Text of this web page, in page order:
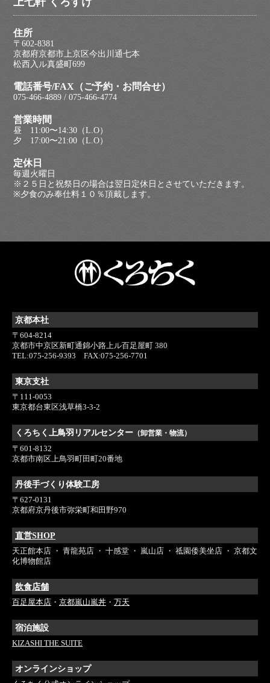
住所
〒602-8381
京都府京都市上京区今出川通七本
松西入ル真盛町699
電話番号/FAX（ご予約・お問合せ）
075-466-4889 / 075-466-4774
営業時間
昼 11:00〜14:30（L.O）
夕 17:00〜21:00（L.O）
定休日
毎週火曜日
※２５日と祝祭日の場合は翌日定休日とさせていただきます。
※夕食のみ奉仕料１０％頂戴します。
京都本社
〒604-8214
京都市中京区新町通錦小路上ル百足屋町 380
TEL:075-256-9393 FAX:075-256-7701
東京支社
〒111-0053
東京都台東区浅草橋3-3-2
くろちく上鳥羽リアルセンター （卸営業・物流）
〒601-8132
京都市南区上鳥羽町田町20番地
丹後手づくり体験工房
〒627-0131
京都府京丹後市弥栄町和田野970
直営SHOP
天正館本店 ・ 青龍苑店 ・ 十感堂 ・ 嵐山店 ・ 祗園倭美坐店 ・ 京都文
化博物館店
飲食店舗
百足屋本店 ・ 京都嵐山嵐丼 ・ 万天
宿泊施設
KIZASHI THE SUITE
オンラインショップ